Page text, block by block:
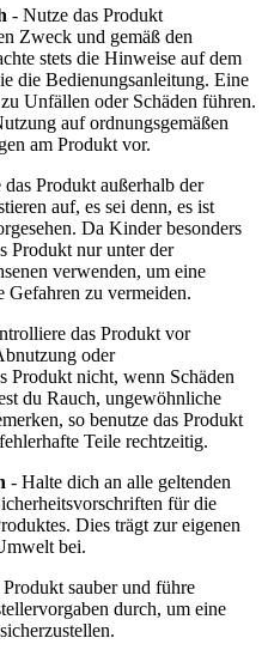
- Nutze das Produkt
Zweck und gemäß den
stets die Hinweise auf dem
die Bedienungsanleitung. Eine
Unfällen oder Schäden führen.
auf ordnungsgemäßen
am Produkt vor.
Produkt außerhalb der
auf, es sei denn, es ist
Da Kinder besonders
Produkt nur unter der
verwenden, um eine
Gefahren zu vermeiden.
das Produkt vor
oder
Produkt nicht, wenn Schäden
du Rauch, ungewöhnliche
so benutze das Produkt
Teile rechtzeitig.
- Halte dich an alle geltenden
für die
Dies trägt zur eigenen
bei.
sauber und führe
durch, um eine